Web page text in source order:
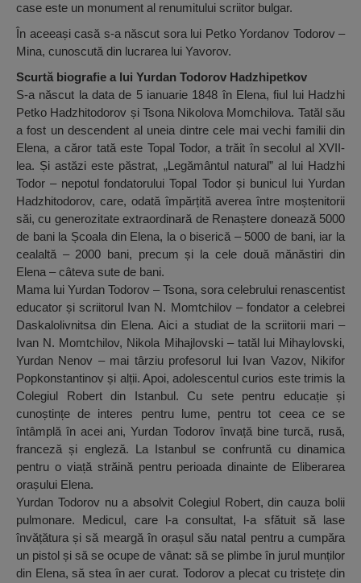
case este un monument al renumitului scriitor bulgar.
În aceeași casă s-a născut sora lui Petko Yordanov Todorov –
Mina, cunoscută din lucrarea lui Yavorov.
Scurtă biografie a lui Yurdan Todorov Hadzhipetkov
S-a născut la data de 5 ianuarie 1848 în Elena, fiul lui Hadzhi
Petko Hadzhitodorov și Tsona Nikolova Momchilova. Tatăl său
a fost un descendent al uneia dintre cele mai vechi familii din
Elena, a căror tată este Topal Todor, a trăit în secolul al XVII-
lea. Și astăzi este păstrat, „Legământul natural” al lui Hadzhi
Todor – nepotul fondatorului Topal Todor și bunicul lui Yurdan
Hadzhitodorov, care, odată împărțită averea între moștenitorii
săi, cu generozitate extraordinară de Renaștere donează 5000
de bani la Școala din Elena, la o biserică – 5000 de bani, iar la
cealaltă – 2000 bani, precum și la cele două mănăstiri din
Elena – câteva sute de bani.
Mama lui Yurdan Todorov – Tsona, sora celebrului renascentist
educator și scriitorul Ivan N. Momtchilov – fondator a celebrei
Daskalolivnitsa din Elena. Aici a studiat de la scriitorii mari –
Ivan N. Momtchilov, Nikola Mihajlovski – tatăl lui Mihaylovski,
Yurdan Nenov – mai târziu profesorul lui Ivan Vazov, Nikifor
Popkonstantinov și alții. Apoi, adolescentul curios este trimis la
Colegiul Robert din Istanbul. Cu sete pentru educație și
cunoștințe de interes pentru lume, pentru tot ceea ce se
întâmplă în acei ani, Yurdan Todorov învață bine turcă, rusă,
franceză și engleză. La Istanbul se confruntă cu dinamica
pentru o viață străină pentru perioada dinainte de Eliberarea
orașului Elena.
Yurdan Todorov nu a absolvit Colegiul Robert, din cauza bolii
pulmonare. Medicul, care l-a consultat, l-a sfătuit să lase
învățătura și să meargă în orașul său natal pentru a cumpăra
un pistol și să se ocupe de vânat: să se plimbe în jurul munților
din Elena, să stea în aer curat. Todorov a plecat cu tristețe din